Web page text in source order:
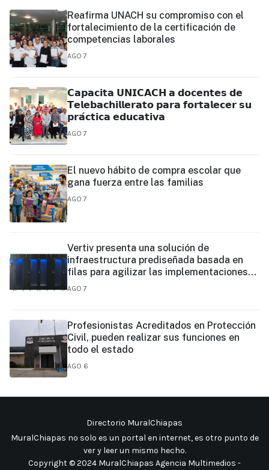
Reafirma UNACH su compromiso con el
fortalecimiento de la certificación de
competencias laborales
AGO 7
𝗖𝗮𝗽𝗮𝗰𝗶𝘁𝗮 𝗨𝗡𝗜𝗖𝗔𝗖𝗛 𝗮 𝗱𝗼𝗰𝗲𝗻𝘁𝗲𝘀 𝗱𝗲
𝗧𝗲𝗹𝗲𝗯𝗮𝗰𝗵𝗶𝗹𝗹𝗲𝗿𝗮𝘁𝗼 𝗽𝗮𝗿𝗮 𝗳𝗼𝗿𝘁𝗮𝗹𝗲𝗰𝗲𝗿 𝘀𝘂
𝗽𝗿𝗮́𝗰𝘁𝗶𝗰𝗮 𝗲𝗱𝘂𝗰𝗮𝘁𝗶𝘃𝗮
AGO 7
El nuevo hábito de compra escolar que
gana fuerza entre las familias
AGO 7
Vertiv presenta una solución de
infraestructura prediseñada basada en
filas para agilizar las implementaciones
de centros de datos en el borde y de IA en
AGO 7
Profesionistas Acreditados en Protección
Civil, pueden realizar sus funciones en
todo el estado
AGO 6
Directorio MuralChiapas
MuralChiapas no solo es un portal en internet, es otro punto de
ver y leer un mismo hecho.
Copyright © 2024 MuralChiapas Agencia Multimedios -